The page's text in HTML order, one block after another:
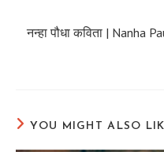
नन्हा पौधा कविता | Nanha
YOU MIGHT ALSO